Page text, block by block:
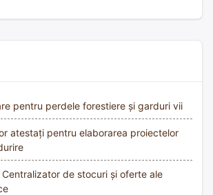
pentru perdele forestiere și garduri vii
atestați pentru elaborarea proiectelor
Centralizator de stocuri și oferte ale